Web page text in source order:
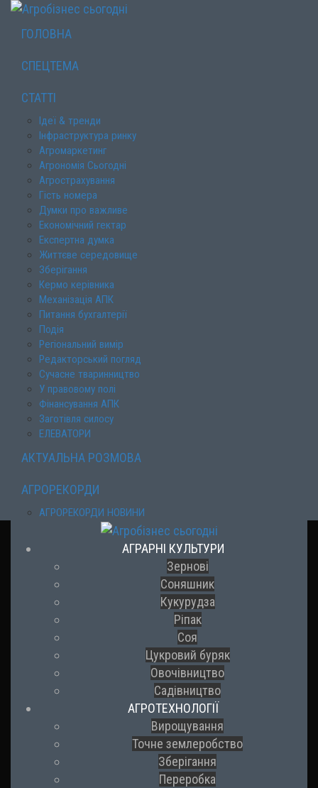
ГОЛОВНА
СПЕЦТЕМА
СТАТТІ
Ідеї & тренди
Інфраструктура ринку
Агромаркетинг
Агрономія Сьогодні
Агрострахування
Гість номера
Думки про важливе
Економічний гектар
Експертна думка
Життєве середовище
Зберігання
Кермо керівника
Механізація АПК
Питання бухгалтерії
Подія
Регіональний вимір
Редакторський погляд
Сучасне тваринництво
У правовому полі
Фінансування АПК
Заготівля силосу
ЕЛЕВАТОРИ
АКТУАЛЬНА РОЗМОВА
АГРОРЕКОРДИ
АГРОРЕКОРДИ НОВИНИ
АГРАРНІ КУЛЬТУРИ
Зернові
Соняшник
Кукурудза
Ріпак
Соя
Цукровий буряк
Овочівництво
Садівництво
АГРОТЕХНОЛОГІЇ
Вирощування
Точне землеробство
Зберігання
Переробка